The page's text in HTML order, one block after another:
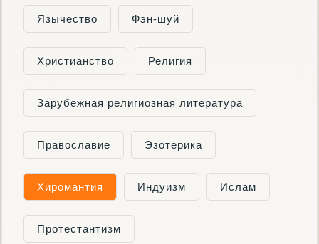
Язычество Фэн-шуй
Христианство Религия
Зарубежная религиозная литература
Православие Эзотерика
Хиромантия Индуизм Ислам
Протестантизм